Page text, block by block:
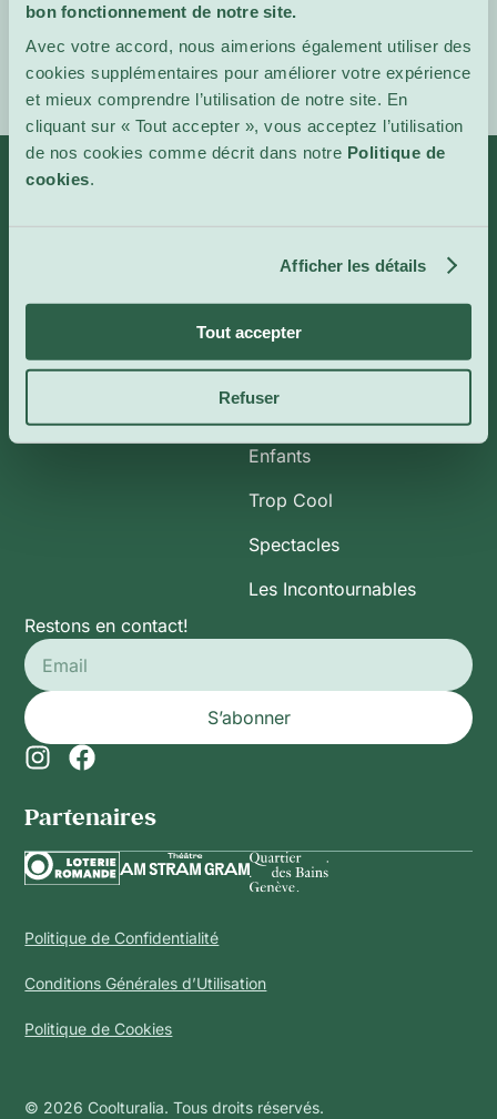
bon fonctionnement de notre site.
Avec votre accord, nous aimerions également utiliser des
cookies supplémentaires pour améliorer votre expérience
et mieux comprendre l’utilisation de notre site. En
cliquant sur « Tout accepter », vous acceptez l’utilisation
de nos cookies comme décrit dans notre Politique de
cookies.
Afficher les détails
Tout accepter
Refuser
Infos
Contact
Catégories
Art et Expositions
Plein Air
Cinéma Indépendant
Enfants
Trop Cool
Spectacles
Les Incontournables
Restons en contact!
S’abonner
Partenaires​
Politique de Confidentialité
Conditions Générales d’Utilisation
Politique de Cookies
© 2026 Coolturalia. Tous droits réservés.